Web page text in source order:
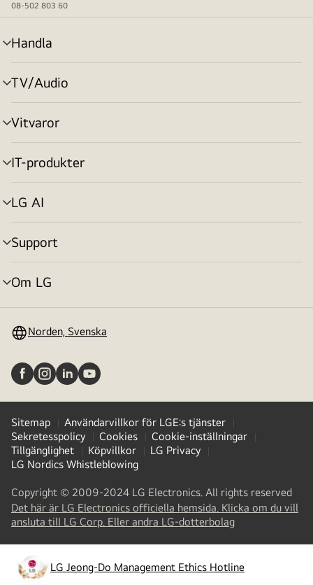
08-502 803 60
Handla
menyväxling
TV/Audio
menyväxling
Vitvaror
menyväxling
IT-produkter
menyväxling
LG AI
menyväxling
Support
menyväxling
Om LG
menyväxling
Norden, Svenska
Sitemap
Användarvillkor för LGE:s tjänster
Sekretesspolicy
Cookies
Cookie-inställningar
Tillgänglighet
Köpvillkor
LG Privacy
LG Nordics Whistleblowing
Copyright © 2009-2024 LG Electronics. All rights reserved
Det här är LG Electronics officiella hemsida. Klicka om du vill
ansluta till LG Corp. Eller andra LG-dotterbolag(
a
new
tab
LG Jeong-Do Management Ethics Hotline
opens